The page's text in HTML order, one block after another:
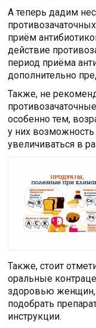
А теперь дадим
приём
действие
период приёма
дополнительно
Также, не
особенно тем,
у них
увеличиваться в
Также, стоит
оральные
здоровью женщин,
подобрать
инструкции.